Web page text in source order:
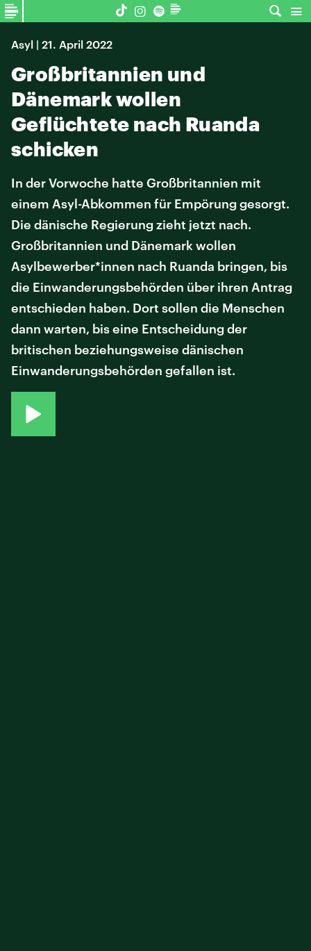
Asyl | 21. April 2022
Großbritannien und
Dänemark wollen
Geflüchtete nach Ruanda
schicken
In der Vorwoche hatte Großbritannien mit
einem Asyl-Abkommen für Empörung gesorgt.
Die dänische Regierung zieht jetzt nach.
Großbritannien und Dänemark wollen
Asylbewerber*innen nach Ruanda bringen, bis
die Einwanderungsbehörden über ihren Antrag
entschieden haben. Dort sollen die Menschen
dann warten, bis eine Entscheidung der
britischen beziehungsweise dänischen
Einwanderungsbehörden gefallen ist.